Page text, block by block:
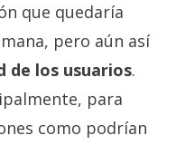
que quedaría
pero aún así
de los usuarios.
para
como podrían